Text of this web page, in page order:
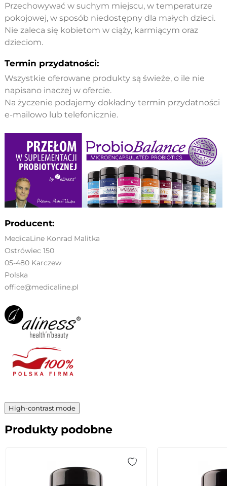
Przechowywać w suchym miejscu, w temperaturze
pokojowej, w sposób niedostępny dla małych dzieci.
Nie zaleca się kobietom w ciąży, karmiącym oraz
dzieciom.
Termin przydatności:
Wszystkie oferowane produkty są świeże, o ile nie
napisano inaczej w ofercie.
Na życzenie podajemy dokładny termin przydatności
e-mailowo lub telefonicznie.
Producent:
MedicaLine Konrad Malitka
Ostrówiec 150
05-480 Karczew
Polska
office@medicaline.pl
High-contrast mode
Produkty podobne